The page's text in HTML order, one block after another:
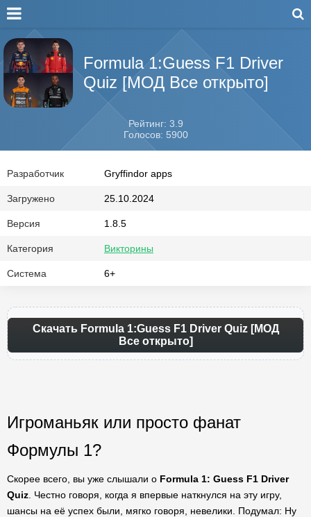
Formula 1:Guess F1 Driver
Quiz [МОД Все открыто]
Рейтинг: 3.9
Голосов: 5900
Разработчик Gryffindor apps
Загружено 25.10.2024
Версия 1.8.5
Категория Викторины
Система 6+
Скачать Formula 1:Guess F1 Driver Quiz [МОД
Все открыто]
Игроманьяк или просто фанат
Формулы 1?
Скорее всего, вы уже слышали о Formula 1: Guess F1 Driver
Quiz . Честно говоря, когда я впервые наткнулся на эту игру,
шансы на её успех были, мягко говоря, невелики. Подумал: Ну